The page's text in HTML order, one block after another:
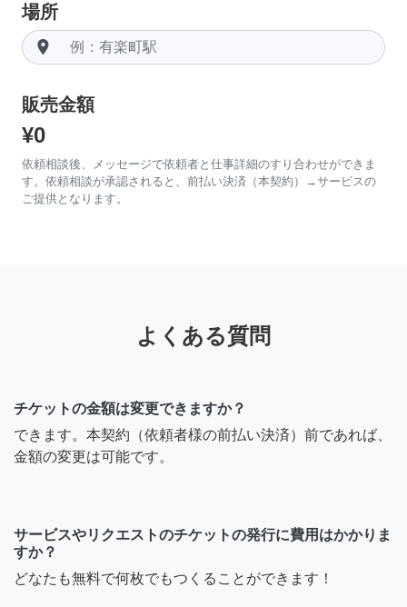
場所
room
販売金額
¥0
依頼相談後、メッセージで依頼者と仕事詳細のすり合わせができま
す。依頼相談が承認されると、前払い決済（本契約）→サービスの
ご提供となります。
よくある質問
チケットの金額は変更できますか？
できます。本契約（依頼者様の前払い決済）前であれば、
金額の変更は可能です。
サービスやリクエストのチケットの発行に費用はかかりま
すか？
どなたも無料で何枚でもつくることができます！